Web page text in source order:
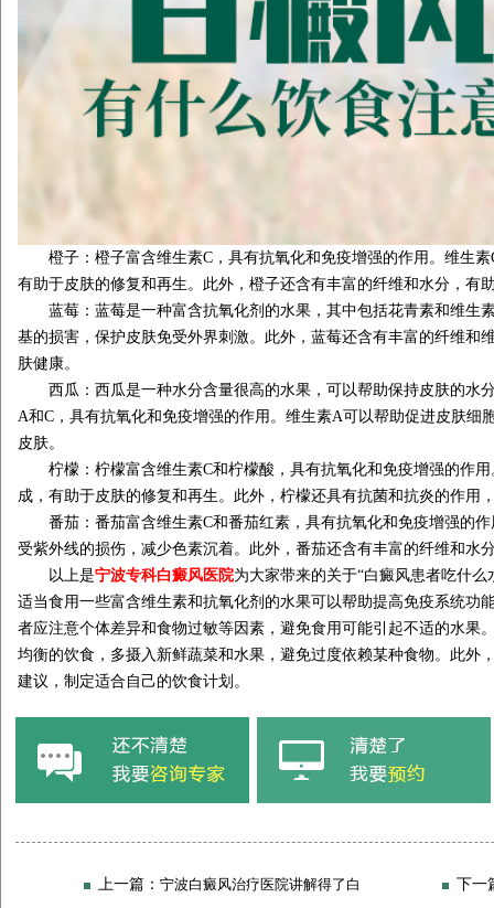
橙子：橙子富含维生素C，具有抗氧化和免疫增强的作用。维生素
有助于皮肤的修复和再生。此外，橙子还含有丰富的纤维和水分，有
蓝莓：蓝莓是一种富含抗氧化剂的水果，其中包括花青素和维生
基的损害，保护皮肤免受外界刺激。此外，蓝莓还含有丰富的纤维和
肤健康。
西瓜：西瓜是一种水分含量很高的水果，可以帮助保持皮肤的水
A和C，具有抗氧化和免疫增强的作用。维生素A可以帮助促进皮肤细
皮肤。
柠檬：柠檬富含维生素C和柠檬酸，具有抗氧化和免疫增强的作用
成，有助于皮肤的修复和再生。此外，柠檬还具有抗菌和抗炎的作用
番茄：番茄富含维生素C和番茄红素，具有抗氧化和免疫增强的作
受紫外线的损伤，减少色素沉着。此外，番茄还含有丰富的纤维和水
以上是宁波专科白癜风医院为大家带来的关于“白癜风患者吃什
适当食用一些富含维生素和抗氧化剂的水果可以帮助提高免疫系统功
者应注意个体差异和食物过敏等因素，避免食用可能引起不适的水果
均衡的饮食，多摄入新鲜蔬菜和水果，避免过度依赖某种食物。此外
建议，制定适合自己的饮食计划。
上一篇： 宁波白癜风治疗医院讲解得了白 下一